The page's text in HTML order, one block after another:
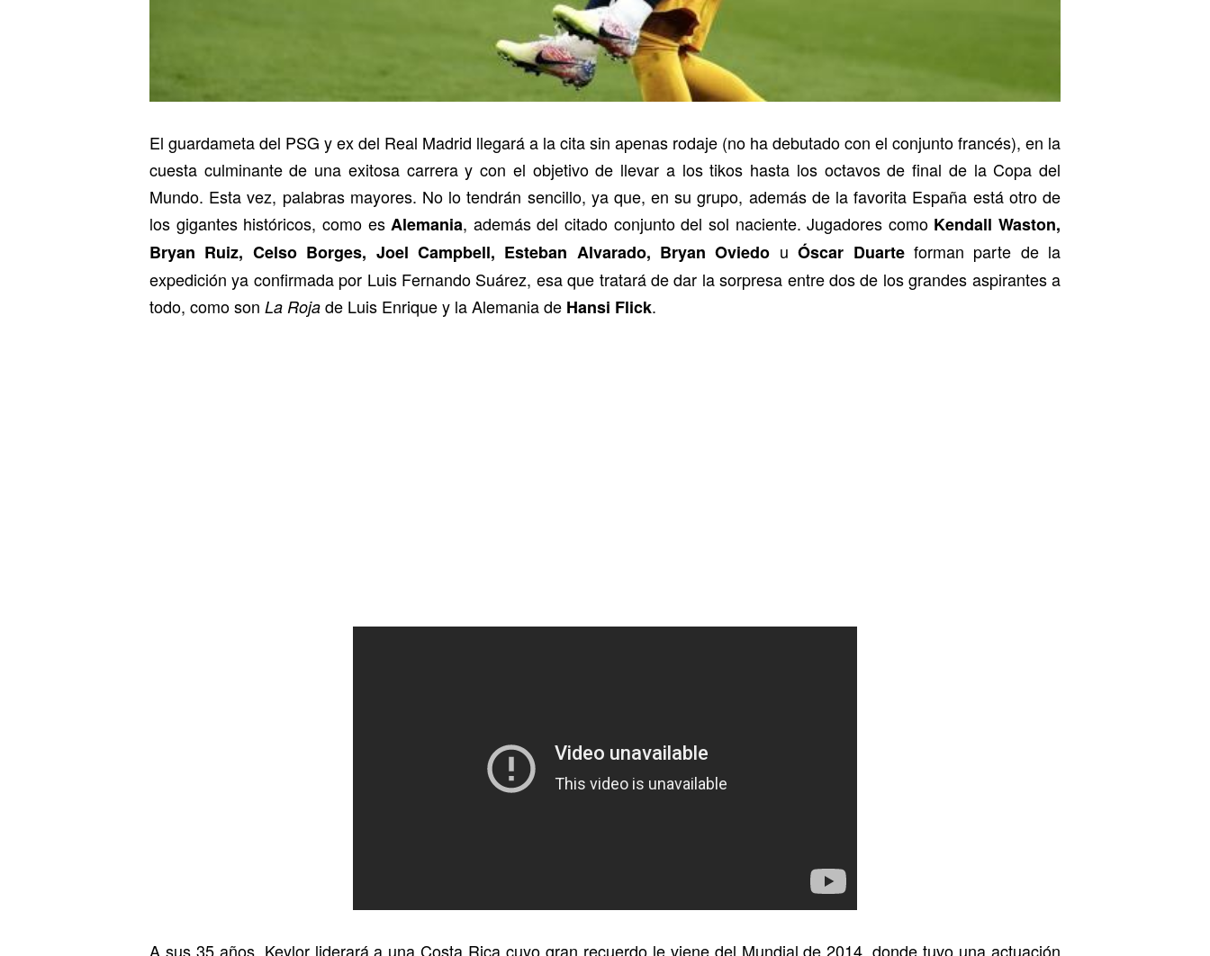
El guardameta del PSG y ex del Real Madrid llegará a la cita sin apenas rodaje (no ha debutado con el conjunto francés), en la
cuesta culminante de una exitosa carrera y con el objetivo de llevar a los tikos hasta los octavos de final de la Copa del
Mundo. Esta vez, palabras mayores. No lo tendrán sencillo, ya que, en su grupo, además de la favorita España está otro de
los gigantes históricos, como es Alemania, además del citado conjunto del sol naciente. Jugadores como Kendall Waston,
Bryan Ruiz, Celso Borges, Joel Campbell, Esteban Alvarado, Bryan Oviedo uÓscar Duarteforman parte de la
expedición ya confirmada por Luis Fernando Suárez, esa que tratará de dar la sorpresa entre dos de los grandes aspirantes a
todo, como son La Roja de Luis Enrique y la Alemania de Hansi Flick.
A sus 35 años, Keylor liderará a una Costa Rica cuyo gran recuerdo le viene del Mundial de 2014, donde tuvo una actuación